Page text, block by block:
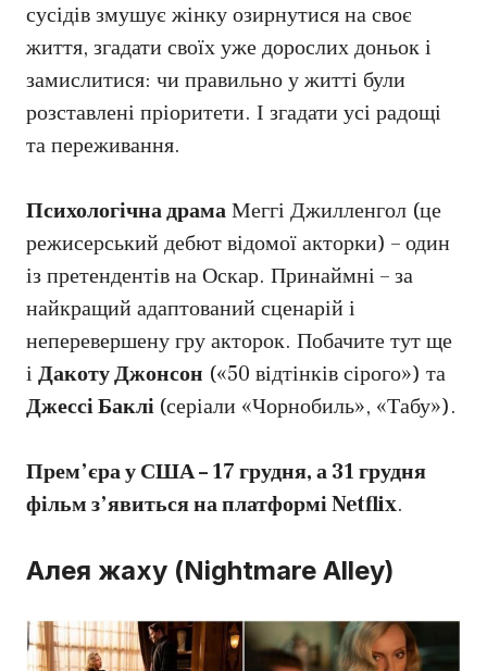
сусідів змушує жінку озирнутися на своє
життя, згадати своїх уже дорослих доньок і
замислитися: чи правильно у житті були
розставлені пріоритети. І згадати усі радощі
та переживання.
Психологічна драмаМеггі Джилленгол (це
режисерський дебют відомої акторки) – один
із претендентів на Оскар. Принаймні – за
найкращий адаптований сценарій і
неперевершену гру акторок. Побачите тут ще
і Дакоту Джонсон («50 відтінків сірого») та
Джессі Баклі (серіали «Чорнобиль», «Табу»).
Прем’єра у США – 17 грудня, а 31 грудня
фільм з’явиться на платформі Netflix.
Алея жаху (Nightmare Alley)